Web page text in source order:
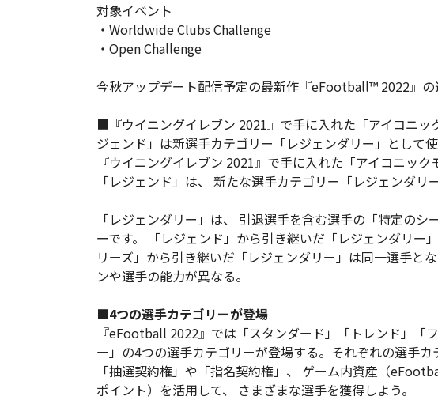
対象イベント
・Worldwide Clubs Challenge
・Open Challenge
今秋アップデート配信予定の最新作『eFootball™ 2022』の
■『ウイニングイレブン 2021』で手に入れた「アイコニッ
ジェンド」は新選手カテゴリー「レジェンダリー」として
『ウイニングイレブン 2021』で手に入れた「アイコニッ
「レジェンド」は、 新たな選手カテゴリー「レジェンダリ
「レジェンダリー」は、 引退選手を含む選手の「特定のシ
ーです。 「レジェンド」から引き継いだ「レジェンダリー
リーズ」から引き継いだ「レジェンダリー」は同一選手と
ンや選手の能力が異なる。
■4つの選手カテゴリーが登場
『eFootball 2022』では「スタンダード」「トレンド」「
ー」の4つの選手カテゴリーが登場する。それぞれの選手カ
「抽選契約権」や「指名契約権」、 ゲーム内資産（
ポイント）を活用して、 さまざまな選手を獲得しよう。